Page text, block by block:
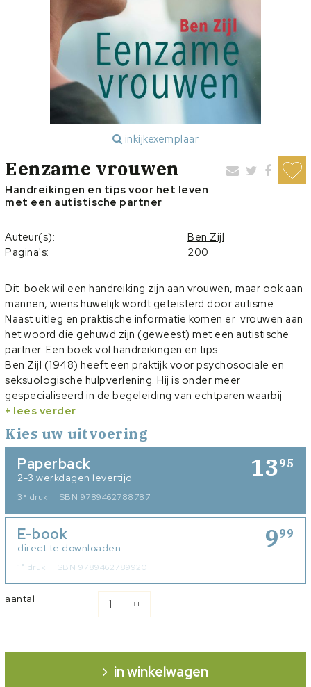
inkijkexemplaar
Eenzame vrouwen
Handreikingen en tips voor het leven
met een autistische partner
Auteur(s):
Ben Zijl
Pagina's:
200
Dit boek wil een handreiking zijn aan vrouwen, maar ook aan
mannen, wiens huwelijk wordt geteisterd door autisme.
Naast uitleg en praktische informatie komen er vrouwen aan
het woord die gehuwd zijn (geweest) met een autistische
partner. Een boek vol handreikingen en tips.
Ben Zijl (1948) heeft een praktijk voor psychosociale en
seksuologische hulpverlening. Hij is onder meer
gespecialiseerd in de begeleiding van echtparen waarbij
binnen de relatie sprake is van autisme. Daarnaast is hij
werkzaam als docent bij een opleidingsinstituut voor
therapeuten.
+ lees verder
Kies uw uitvoering
1395
Paperback
2-3 werkdagen levertijd
3 e druk ISBN 9789462788787
999
E-book
direct te downloaden
1 e druk ISBN 9789462789920
aantal
in winkelwagen